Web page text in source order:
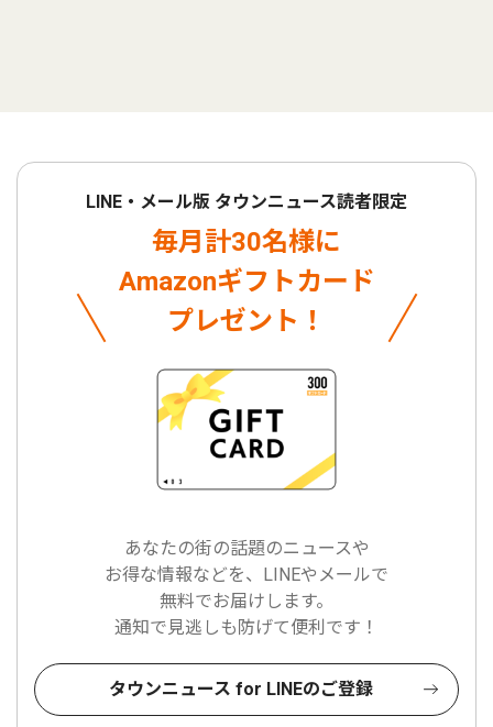
LINE・メール版 タウンニュース読者限定
毎月計30名様に
Amazonギフトカード
プレゼント！
あなたの街の話題のニュースや
お得な情報などを、LINEやメールで
無料でお届けします。
通知で見逃しも防げて便利です！
タウンニュース for LINEのご登録